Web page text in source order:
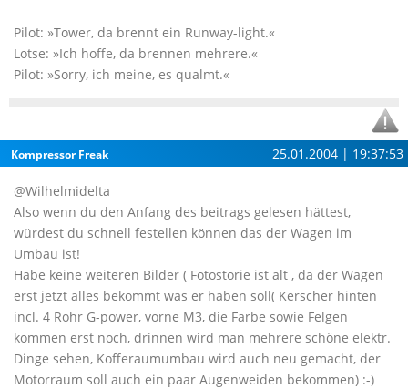
Pilot: »Tower, da brennt ein Runway-light.«
Lotse: »Ich hoffe, da brennen mehrere.«
Pilot: »Sorry, ich meine, es qualmt.«
Kompressor Freak 25.01.2004 | 19:37:53
@Wilhelmidelta
Also wenn du den Anfang des beitrags gelesen hättest,
würdest du schnell festellen können das der Wagen im
Umbau ist!
Habe keine weiteren Bilder ( Fotostorie ist alt , da der Wagen
erst jetzt alles bekommt was er haben soll( Kerscher hinten
incl. 4 Rohr G-power, vorne M3, die Farbe sowie Felgen
kommen erst noch, drinnen wird man mehrere schöne elektr.
Dinge sehen, Kofferaumumbau wird auch neu gemacht, der
Motorraum soll auch ein paar Augenweiden bekommen) :-)